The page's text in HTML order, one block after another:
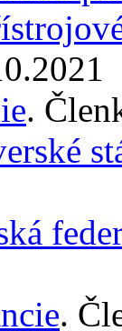
.
.